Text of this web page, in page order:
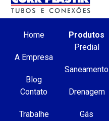
Home
A Empresa
Blog
Contato
Trabalhe
Produtos
Predial
Saneamento
Drenagem
Gás